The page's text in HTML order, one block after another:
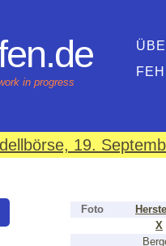
in progress
19.
Foto
X